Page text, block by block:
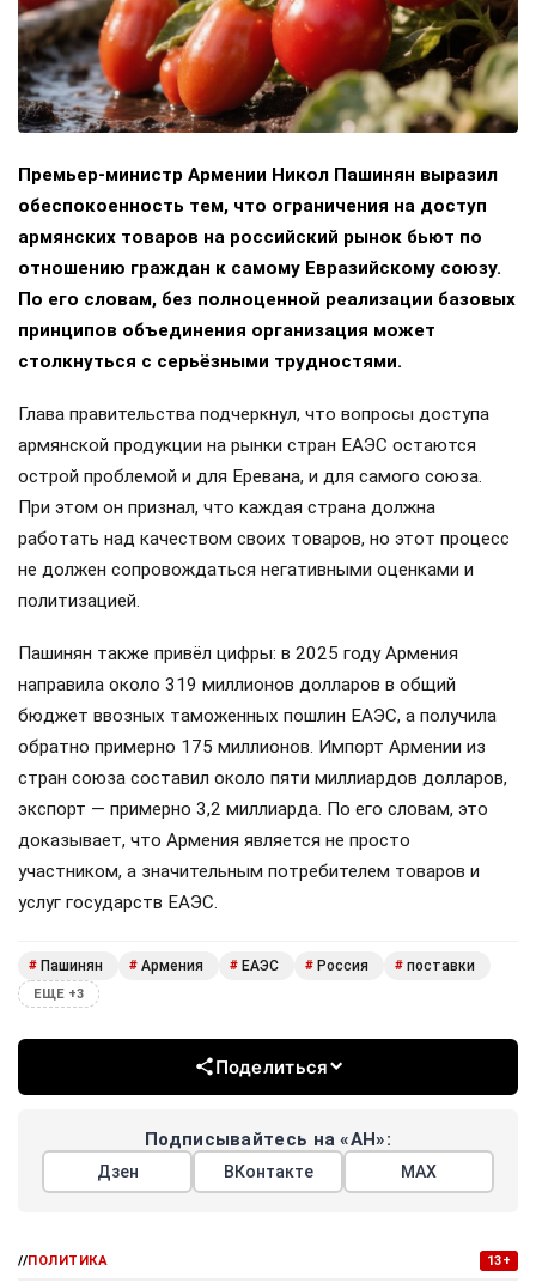
Премьер-министр Армении Никол Пашинян выразил
обеспокоенность тем, что ограничения на доступ
армянских товаров на российский рынок бьют по
отношению граждан к самому Евразийскому союзу.
По его словам, без полноценной реализации базовых
принципов объединения организация может
столкнуться с серьёзными трудностями.
Глава правительства подчеркнул, что вопросы доступа
армянской продукции на рынки стран ЕАЭС остаются
острой проблемой и для Еревана, и для самого союза.
При этом он признал, что каждая страна должна
работать над качеством своих товаров, но этот процесс
не должен сопровождаться негативными оценками и
политизацией.
Пашинян также привёл цифры: в 2025 году Армения
направила около 319 миллионов долларов в общий
бюджет ввозных таможенных пошлин ЕАЭС, а получила
обратно примерно 175 миллионов. Импорт Армении из
стран союза составил около пяти миллиардов долларов,
экспорт — примерно 3,2 миллиарда. По его словам, это
доказывает, что Армения является не просто
участником, а значительным потребителем товаров и
услуг государств ЕАЭС.
# Пашинян # Армения # ЕАЭС # Россия # поставки
ЕЩЕ +3
Поделиться
Подписывайтесь на «АН»:
Дзен ВКонтакте МАХ
//ПОЛИТИКА 13+